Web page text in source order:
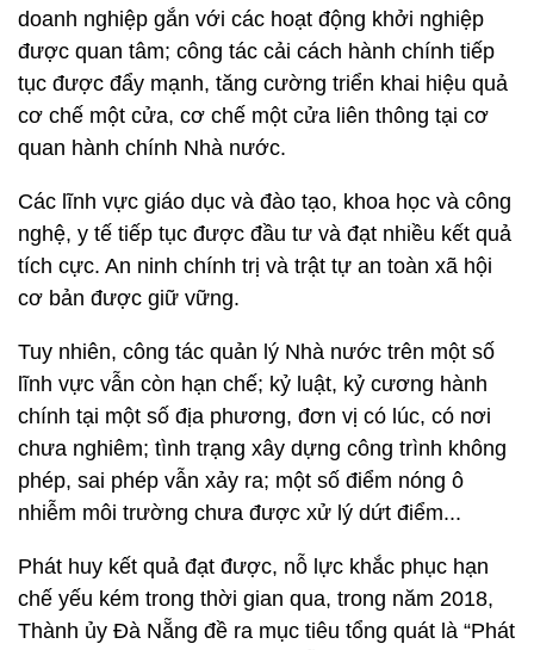
doanh nghiệp gắn với các hoạt động khởi nghiệp
được quan tâm; công tác cải cách hành chính tiếp
tục được đẩy mạnh, tăng cường triển khai hiệu quả
cơ chế một cửa, cơ chế một cửa liên thông tại cơ
quan hành chính Nhà nước.
Các lĩnh vực giáo dục và đào tạo, khoa học và công
nghệ, y tế tiếp tục được đầu tư và đạt nhiều kết quả
tích cực. An ninh chính trị và trật tự an toàn xã hội
cơ bản được giữ vững.
Tuy nhiên, công tác quản lý Nhà nước trên một số
lĩnh vực vẫn còn hạn chế; kỷ luật, kỷ cương hành
chính tại một số địa phương, đơn vị có lúc, có nơi
chưa nghiêm; tình trạng xây dựng công trình không
phép, sai phép vẫn xảy ra; một số điểm nóng ô
nhiễm môi trường chưa được xử lý dứt điểm...
Phát huy kết quả đạt được, nỗ lực khắc phục hạn
chế yếu kém trong thời gian qua, trong năm 2018,
Thành ủy Đà Nẵng đề ra mục tiêu tổng quát là “Phát